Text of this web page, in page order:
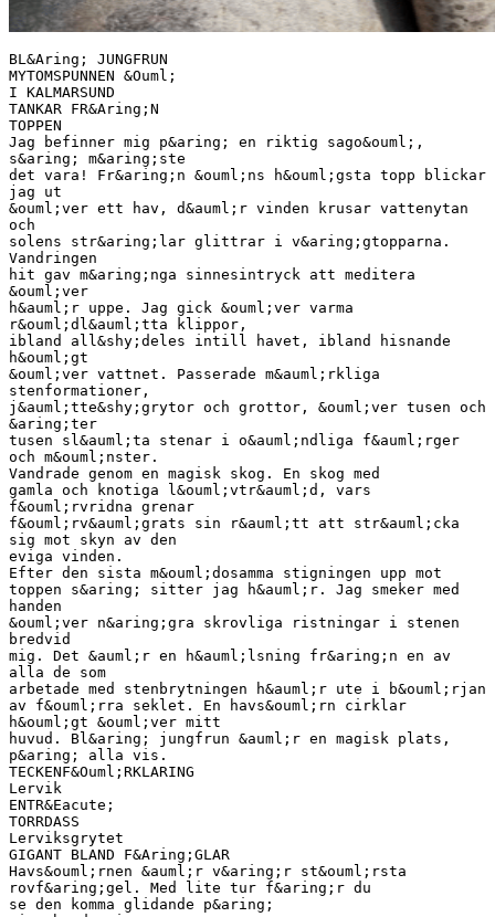
BL&Aring; JUNGFRUN
MYTOMSPUNNEN &Ouml;
I KALMARSUND
TANKAR FR&Aring;N
TOPPEN
Jag befinner mig p&aring; en riktig sago&ouml;,
s&aring; m&aring;ste
det vara! Fr&aring;n &ouml;ns h&ouml;gsta topp blickar
jag ut
&ouml;ver ett hav, d&auml;r vinden krusar vattenytan
och
solens str&aring;lar glittrar i v&aring;gtopparna.
Vandringen
hit gav m&aring;nga sinnesintryck att meditera
&ouml;ver
h&auml;r uppe. Jag gick &ouml;ver varma
r&ouml;dl&auml;tta klippor,
ibland all&shy;deles intill havet, ibland hisnande
h&ouml;gt
&ouml;ver vattnet. Passerade m&auml;rkliga
stenformationer,
j&auml;tte&shy;grytor och grottor, &ouml;ver tusen och
&aring;ter
tusen sl&auml;ta stenar i o&auml;ndliga f&auml;rger
och m&ouml;nster.
Vandrade genom en magisk skog. En skog med
gamla och knotiga l&ouml;vtr&auml;d, vars
f&ouml;rvridna grenar
f&ouml;rv&auml;grats sin r&auml;tt att str&auml;cka
sig mot skyn av den
eviga vinden.
Efter den sista m&ouml;dosamma stigningen upp mot
toppen s&aring; sitter jag h&auml;r. Jag smeker med
handen
&ouml;ver n&aring;gra skrovliga ristningar i stenen
bredvid
mig. Det &auml;r en h&auml;lsning fr&aring;n en av
alla de som
arbetade med stenbrytningen h&auml;r ute i b&ouml;rjan
av f&ouml;rra seklet. En havs&ouml;rn cirklar
h&ouml;gt &ouml;ver mitt
huvud. Bl&aring; jungfrun &auml;r en magisk plats,
p&aring; alla vis.
TECKENF&Ouml;RKLARING
Lervik
ENTR&Eacute;
TORRDASS
Lerviksgrytet
GIGANT BLAND F&Aring;GLAR
Havs&ouml;rnen &auml;r v&aring;r st&ouml;rsta
rovf&aring;gel. Med lite tur f&aring;r du
se den komma glidande p&aring;